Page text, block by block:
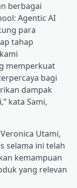
berbagai
Agentic AI
para
tahap
memperkuat
bagi
dampak
kata Sami,
Utami,
selama ini telah
kemampuan
yang relevan